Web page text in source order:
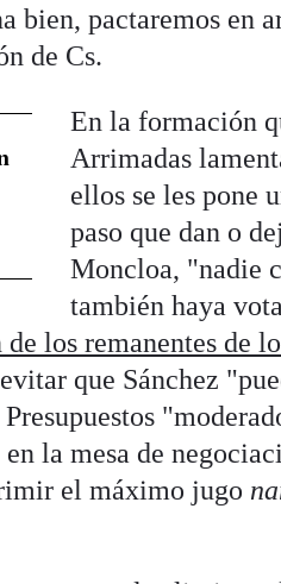
bien, pactaremos en
de Cs.
En la formación
Arrimadas
ellos se les pone
paso que dan o
Moncloa, "nadie
también haya
de los remanentes de
que Sánchez
la mesa de
el máximo jugo